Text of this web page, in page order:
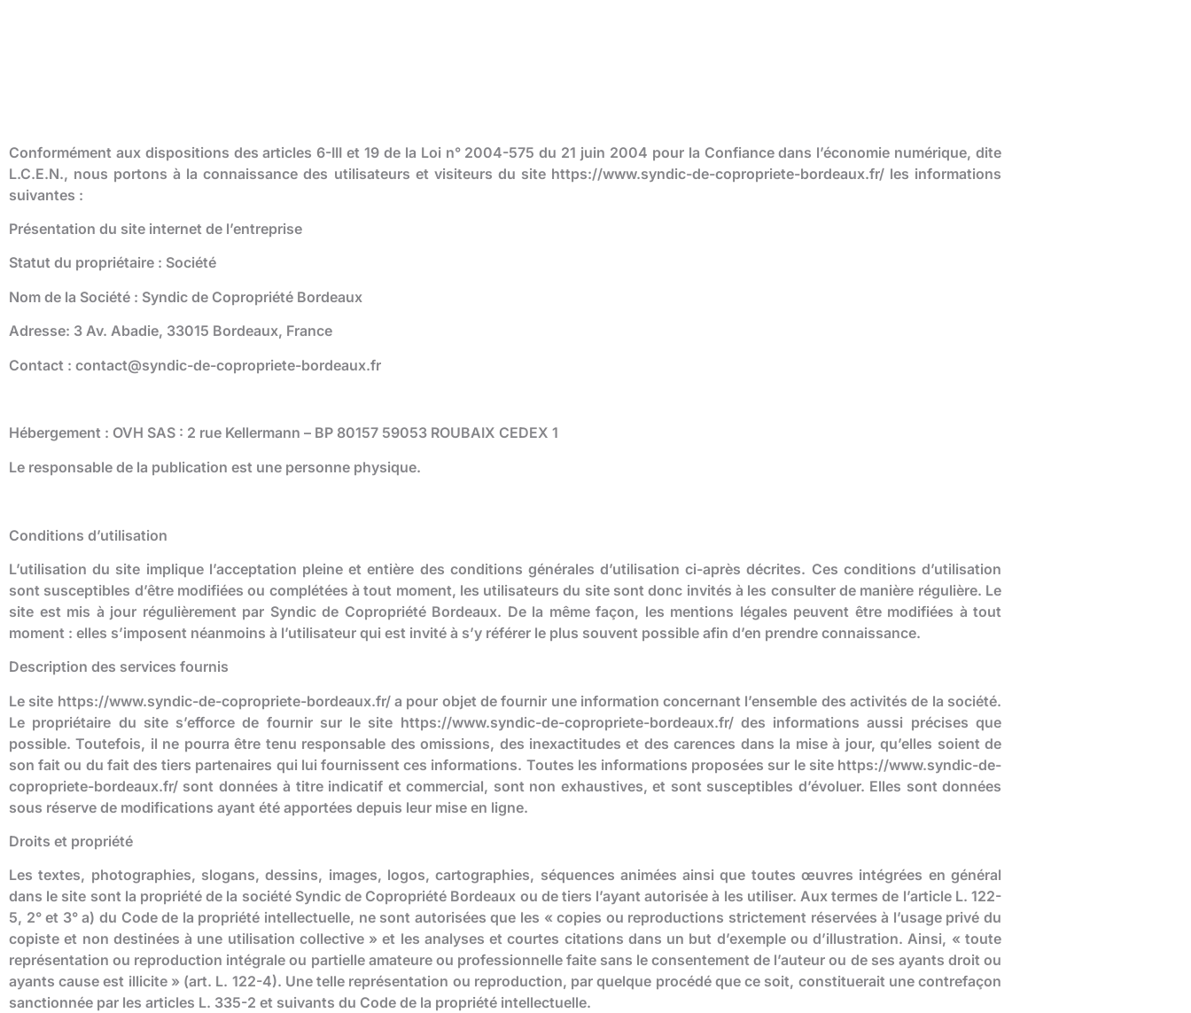
Conformément aux dispositions des articles 6-III et 19 de la Loi n° 2004-575 du 21 juin 2004 pour la Confiance dans l’économie numérique, dite
L.C.E.N., nous portons à la connaissance des utilisateurs et visiteurs du site https://www.syndic-de-copropriete-bordeaux.fr/ les informations
suivantes :
Présentation du site internet de l’entreprise
Statut du propriétaire : Société
Nom de la Société : Syndic de Copropriété Bordeaux
Adresse: 3 Av. Abadie, 33015 Bordeaux, France
Contact : contact@syndic-de-copropriete-bordeaux.fr
Hébergement : OVH SAS : 2 rue Kellermann – BP 80157 59053 ROUBAIX CEDEX 1
Le responsable de la publication est une personne physique.
Conditions d’utilisation
L’utilisation du site implique l’acceptation pleine et entière des conditions générales d’utilisation ci-après décrites. Ces conditions d’utilisation
sont susceptibles d’être modifiées ou complétées à tout moment, les utilisateurs du site sont donc invités à les consulter de manière régulière. Le
site est mis à jour régulièrement par Syndic de Copropriété Bordeaux. De la même façon, les mentions légales peuvent être modifiées à tout
moment : elles s’imposent néanmoins à l’utilisateur qui est invité à s’y référer le plus souvent possible afin d’en prendre connaissance.
Description des services fournis
Le site https://www.syndic-de-copropriete-bordeaux.fr/ a pour objet de fournir une information concernant l’ensemble des activités de la société.
Le propriétaire du site s’efforce de fournir sur le site https://www.syndic-de-copropriete-bordeaux.fr/ des informations aussi précises que
possible. Toutefois, il ne pourra être tenu responsable des omissions, des inexactitudes et des carences dans la mise à jour, qu’elles soient de
son fait ou du fait des tiers partenaires qui lui fournissent ces informations. Toutes les informations proposées sur le site https://www.syndic-de-
copropriete-bordeaux.fr/ sont données à titre indicatif et commercial, sont non exhaustives, et sont susceptibles d’évoluer. Elles sont données
sous réserve de modifications ayant été apportées depuis leur mise en ligne.
Droits et propriété
Les textes, photographies, slogans, dessins, images, logos, cartographies, séquences animées ainsi que toutes œuvres intégrées en général
dans le site sont la propriété de la société Syndic de Copropriété Bordeaux ou de tiers l’ayant autorisée à les utiliser. Aux termes de l’article L. 122-
5, 2° et 3° a) du Code de la propriété intellectuelle, ne sont autorisées que les « copies ou reproductions strictement réservées à l’usage privé du
copiste et non destinées à une utilisation collective » et les analyses et courtes citations dans un but d’exemple ou d’illustration. Ainsi, « toute
représentation ou reproduction intégrale ou partielle amateure ou professionnelle faite sans le consentement de l’auteur ou de ses ayants droit ou
ayants cause est illicite » (art. L. 122-4). Une telle représentation ou reproduction, par quelque procédé que ce soit, constituerait une contrefaçon
sanctionnée par les articles L. 335-2 et suivants du Code de la propriété intellectuelle.